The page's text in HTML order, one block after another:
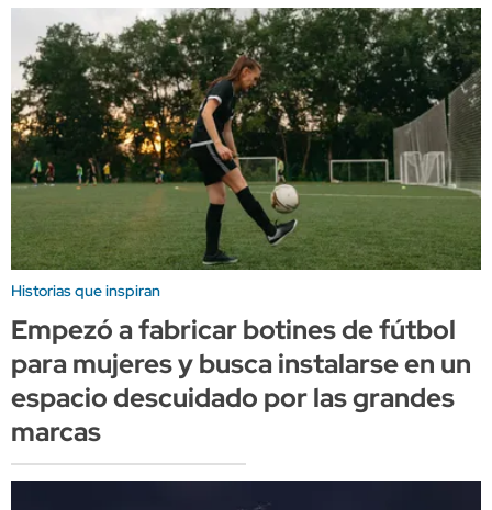
Historias que inspiran
Empezó a fabricar botines de fútbol
para mujeres y busca instalarse en un
espacio descuidado por las grandes
marcas